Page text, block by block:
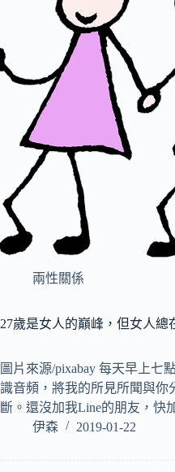
兩性關係
27歲是女人的巔峰，但女人總
圖片來源/pixabay 每天早上七
識音頻，將我的所見所聞與你
斷。還沒加我Line的朋友，快
伊森
2019-01-22